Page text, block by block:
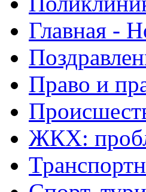
Главная -
Право и
ЖКХ: